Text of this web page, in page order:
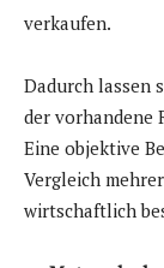
verkaufen.
Dadurch lassen
der vorhandene
Eine objektive
Vergleich
wirtschaftlich